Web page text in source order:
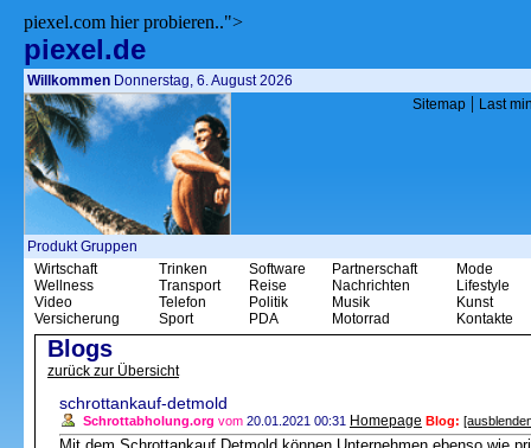
piexel.com hier probieren..">
piexel.de
Willkommen Donnerstag, 6. August 2026
Sitemap | Last
Produkt Gruppen
Wirtschaft
Wellness
Video
Versicherung
Trinken
Transport
Telefon
Sport
Software
Reise
Politik
PDA
Partnerschaft
Nachrichten
Musik
Motorrad
Mode
Lifestyle
Kunst
Kontakte
Blogs
zurück zur Übersicht
schrottankauf-detmold
Schrottabholung.org vom 20.01.2021 00:31 Homepage Blog: